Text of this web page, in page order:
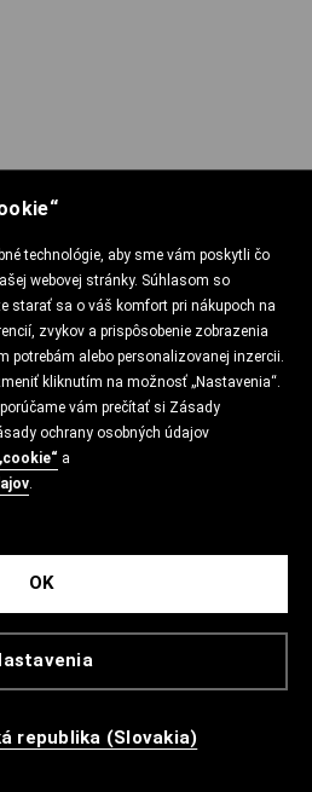
technológie, aby sme vám poskytli čo
webovej stránky. Súhlasom so
starať sa o váš komfort pri nákupoch na
zvykov a prispôsobenie zobrazenia
potrebám alebo personalizovanej inzercii.
kliknutím na možnosť „Nastavenia“.
vám prečítať si Zásady
ochrany osobných údajov
a
.
OK
republika (Slovakia)